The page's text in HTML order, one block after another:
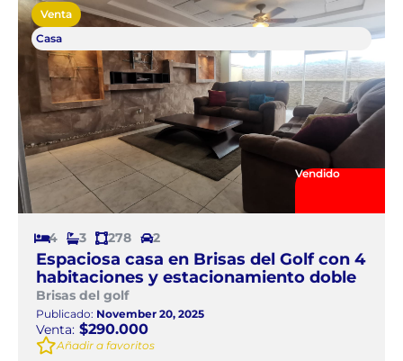
Venta
Casa
Vendido
4 3 278 2
Espaciosa casa en Brisas del Golf con 4
habitaciones y estacionamiento doble
Brisas del golf
Publicado: November 20, 2025
Venta: $290.000
Añadir a favoritos